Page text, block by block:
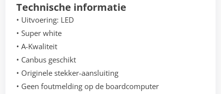
Technische informatie
• Uitvoering: LED
• Super white
• A-Kwaliteit
• Canbus geschikt
• Originele stekker-aansluiting
• Geen foutmelding op de boardcomputer